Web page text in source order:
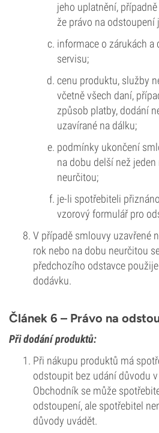
jeho uplatnění,
že právo na odstoupení
informace o zárukách
servisu;
cenu produktu, služby
včetně všech daní,
způsob platby, dodání
uzavírané na dálku;
podmínky ukončení
na dobu delší než
neurčitou;
je-li spotřebiteli
vzorový formulář pro
V případě smlouvy uzavřené
rok nebo na dobu neurčitou
předchozího odstavce
dodávku.
Článek 6 – Právo na
Při dodání produktů:
Při nákupu produktů má
odstoupit bez udání důvodu
Obchodník se může
odstoupení, ale spotřebitel
důvody uvádět.